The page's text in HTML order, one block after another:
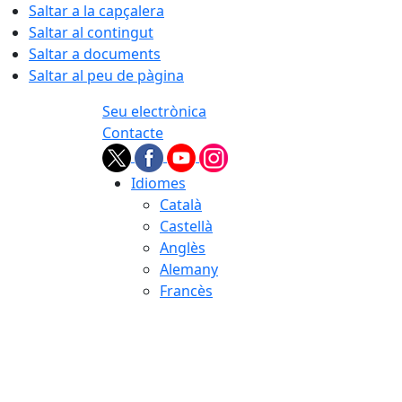
Saltar a la capçalera
Saltar al contingut
Saltar a documents
Saltar al peu de pàgina
Seu electrònica
Contacte
Idiomes
Català
Castellà
Anglès
Alemany
Francès